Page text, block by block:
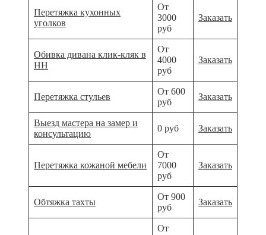
Перетяжка кухонных
уголков
От
3000
руб
Заказать
Обивка дивана клик-кляк в
НН
От
4000
руб
Заказать
Перетяжка стульев
От 600
руб
Заказать
Выезд мастера на замер и
консультацию
0 руб Заказать
Перетяжка кожаной мебели
От
7000
руб
Заказать
Обтяжка тахты
От 900
руб
Заказать
От